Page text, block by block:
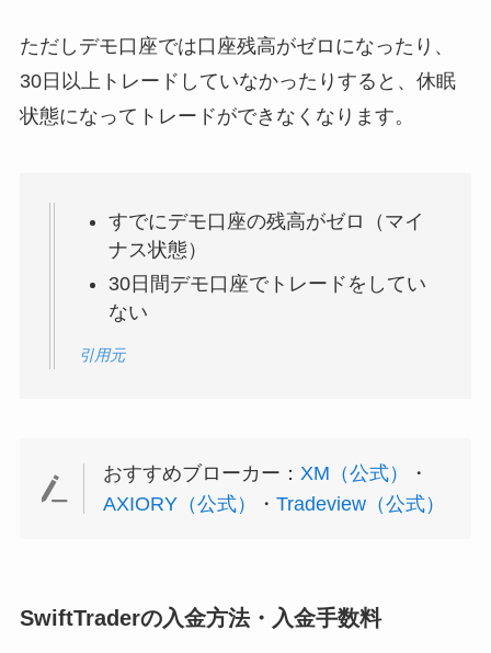
ただしデモ口座では口座残高がゼロになったり、
30日以上トレードしていなかったりすると、休眠
状態になってトレードができなくなります。
すでにデモ口座の残高がゼロ（マイ
ナス状態）
30日間デモ口座でトレードをしてい
ない
引用元
おすすめブローカー： XM（公式）
・
AXIORY（公式）
・Tradeview（公式）
SwiftTraderの入金方法・入金手数料